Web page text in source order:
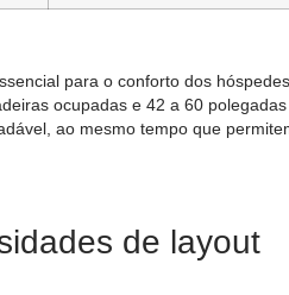
para o conforto dos
ocupadas e 42 a 60
ao mesmo tempo que
de layout